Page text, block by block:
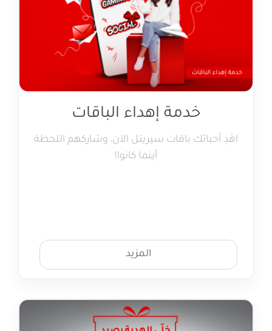
خدمة إهداء الباقات
اهْدِ أحبائك باقات سيريتل الآن، وشاركهم اللحظة
أينما كانوا!
المزيد